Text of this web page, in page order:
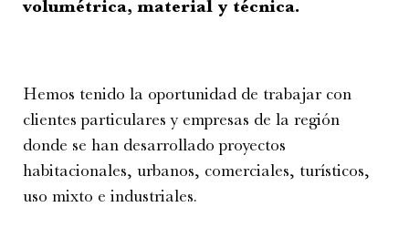
volumétrica, material y técnica.
Hemos tenido la oportunidad de trabajar con
clientes particulares y empresas de la región
donde se han desarrollado proyectos
habitacionales, urbanos, comerciales, turísticos,
uso mixto e industriales.